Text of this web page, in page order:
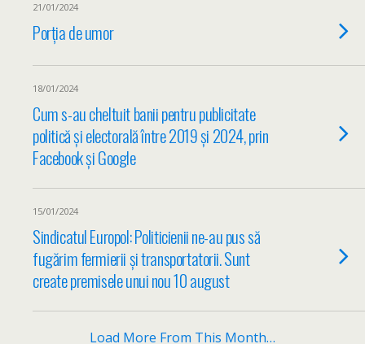
21/01/2024
Porția de umor
18/01/2024
Cum s-au cheltuit banii pentru publicitate
politică și electorală între 2019 și 2024, prin
Facebook și Google
15/01/2024
Sindicatul Europol: Politicienii ne-au pus să
fugărim fermierii şi transportatorii. Sunt
create premisele unui nou 10 august
Load More From This Month…